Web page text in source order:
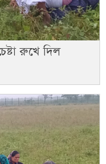
রুখে দিল